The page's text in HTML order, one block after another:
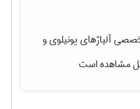
آلیاژهای یونیلویو
مشاهده است